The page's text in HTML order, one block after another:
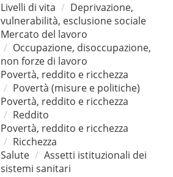
Livelli di vita
Deprivazione,
vulnerabilità, esclusione sociale
Mercato del lavoro
Occupazione, disoccupazione,
non forze di lavoro
Povertà, reddito e ricchezza
Povertà (misure e politiche)
Povertà, reddito e ricchezza
Reddito
Povertà, reddito e ricchezza
Ricchezza
Salute
Assetti istituzionali dei
sistemi sanitari